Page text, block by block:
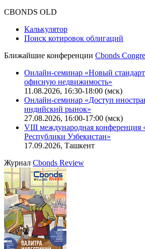
CBONDS OLD
Калькулятор
Поиск котировок облигаций
Ближайшие конференции Cbonds
Онлайн-семинар «Новый
офисную недвижимость»
11.08.2026, 16:30-18:00 (мск)
Онлайн-семинар «Доступ
индийский рынок»
27.08.2026, 16:00-17:00 (мск)
VIII международная конференция
Республики Узбекистан»
17.09.2026, Ташкент
Журнал Cbonds Review